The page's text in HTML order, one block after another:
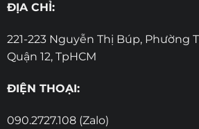
ĐỊA CHỈ:
221-223 Nguyễn Thị Búp, Phường
Quận 12, TpHCM
ĐIỆN THOẠI:
090.2727.108 (Zalo)